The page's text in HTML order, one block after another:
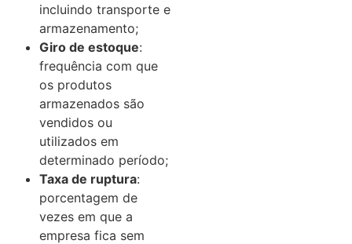
incluindo transporte e
armazenamento;
Giro de estoque:
frequência com que
os produtos
armazenados são
vendidos ou
utilizados em
determinado período;
Taxa de ruptura:
porcentagem de
vezes em que a
empresa fica sem